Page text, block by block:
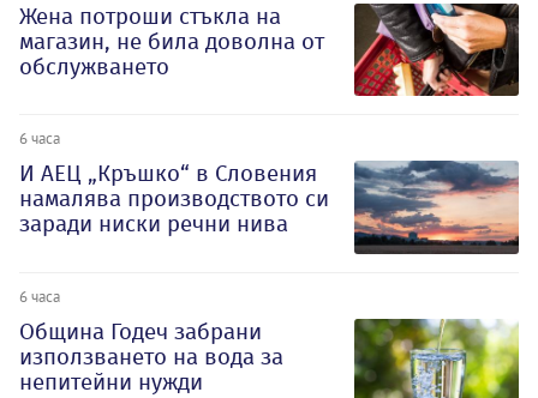
Жена потроши стъкла на
магазин, не била доволна от
обслужването
6 часа
И АЕЦ „Кръшко“ в Словения
намалява производството си
заради ниски речни нива
6 часа
Община Годеч забрани
използването на вода за
непитейни нужди